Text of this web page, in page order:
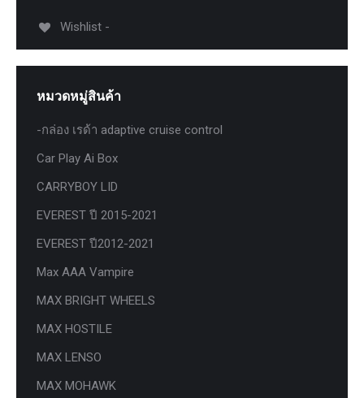
Wishlist -
หมวดหมู่สินค้า
-กล่อง เรด้า adaptive cruise control
Car Play Ai Box
CARRYBOY LID
EVEREST ปี 2015-2021
EVEREST ปี2012-2021
Max AAA Vampire
MAX BRIGHT WHEELS
MAX HOSTILE
MAX LENSO
MAX MOHAWK